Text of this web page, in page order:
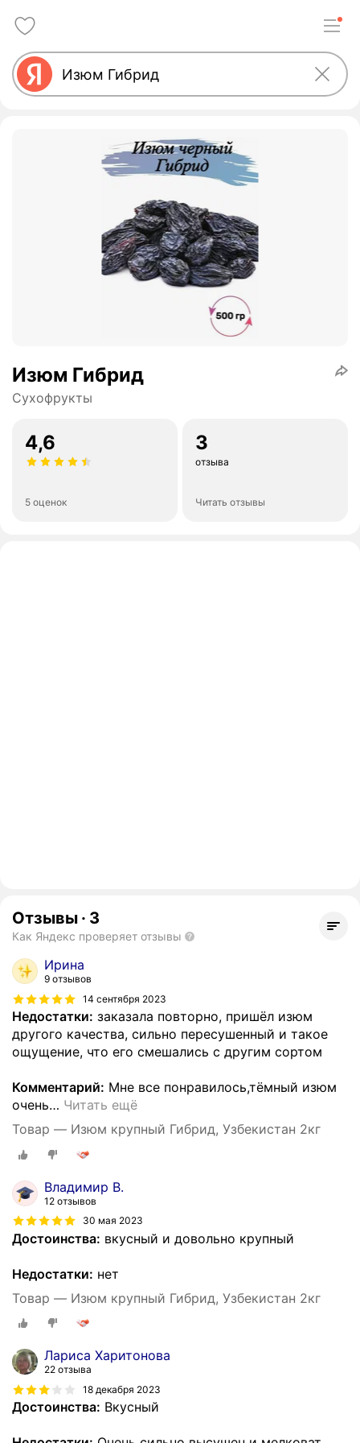
Изюм Гибрид
Сухофрукты
4,6
5 оценок
3
отзыва
Читать отзывы
Отзывы · 3
Как Яндекс проверяет отзывы
Ирина
9 отзывов
14 сентября 2023
Недостатки: заказала повторно, пришёл изюм
другого качества, сильно пересушенный и такое
ощущение, что его смешались с другим сортом
Комментарий: Мне все понравилось,тёмный изюм
очень… Читать ещё
Товар — Изюм крупный Гибрид, Узбекистан 2кг
Владимир В.
12 отзывов
30 мая 2023
Достоинства: вкусный и довольно крупный
Недостатки: нет
Товар — Изюм крупный Гибрид, Узбекистан 2кг
Лариса Харитонова
22 отзыва
18 декабря 2023
Достоинства: Вкусный